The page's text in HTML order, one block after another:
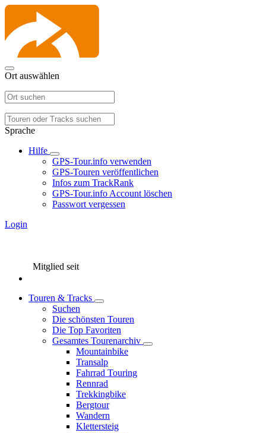
Ort auswählen
Sprache
Hilfe
GPS-Tour.info verwenden
GPS-Touren veröffentlichen
Infos zum TrackRank
GPS-Tour.info Account löschen
Passwort vergessen
Login
Mitglied seit
Touren & Tracks
Suchen
Die schönsten Touren
Die Top Favoriten
Gesamtes Tourenarchiv
Mountainbike
Transalp
Fahrrad Touring
Rennrad
Trekkingbike
Bergtour
Wandern
Klettersteig